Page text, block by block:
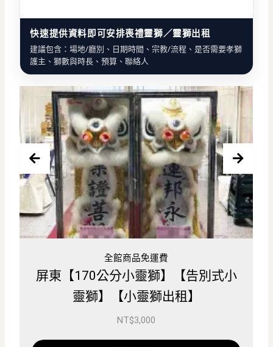
快速提供資料即可安排喪禮靈獅／靈獅出租
建議包含：場地/廳別、日期時間、宗教/流程、是否需要孝獅
護主、獅數與時長、預算、聯絡人
板橋殯儀館喪禮花籃、板橋喪禮花籃
北部【170公分小靈獅】【170公分
告別式靈獅】【170公分靈獅出租】
NT$4,500